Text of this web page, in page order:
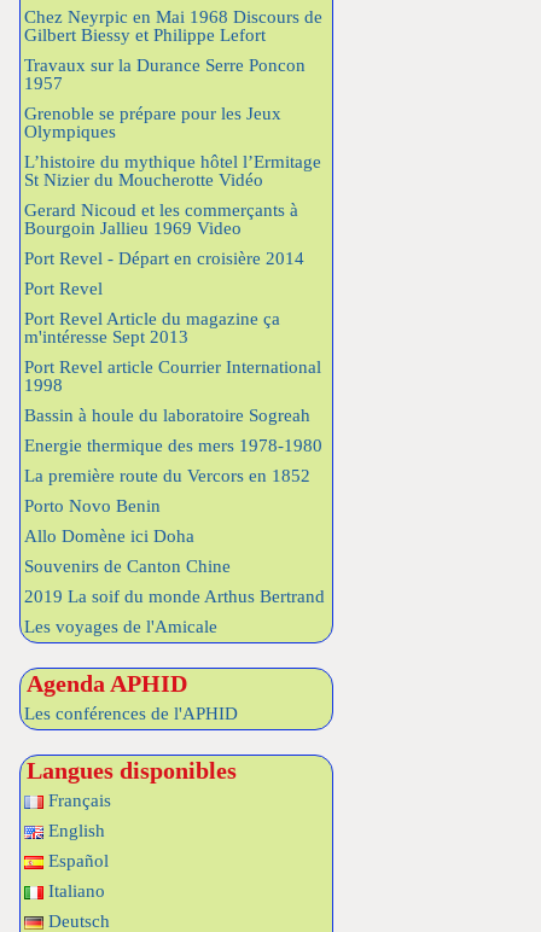
Chez Neyrpic en Mai 1968 Discours de
Gilbert Biessy et Philippe Lefort
Travaux sur la Durance Serre Poncon
1957
Grenoble se prépare pour les Jeux
Olympiques
L’histoire du mythique hôtel l’Ermitage
St Nizier du Moucherotte Vidéo
Gerard Nicoud et les commerçants à
Bourgoin Jallieu 1969 Video
Port Revel - Départ en croisière 2014
Port Revel
Port Revel Article du magazine ça
m'intéresse Sept 2013
Port Revel article Courrier International
1998
Bassin à houle du laboratoire Sogreah
Energie thermique des mers 1978-1980
La première route du Vercors en 1852
Porto Novo Benin
Allo Domène ici Doha
Souvenirs de Canton Chine
2019 La soif du monde Arthus Bertrand
Les voyages de l'Amicale
Agenda APHID
Les conférences de l'APHID
Langues disponibles
Français
English
Español
Italiano
Deutsch